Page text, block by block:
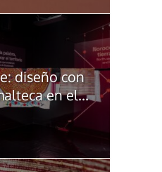
diseño con
en el...